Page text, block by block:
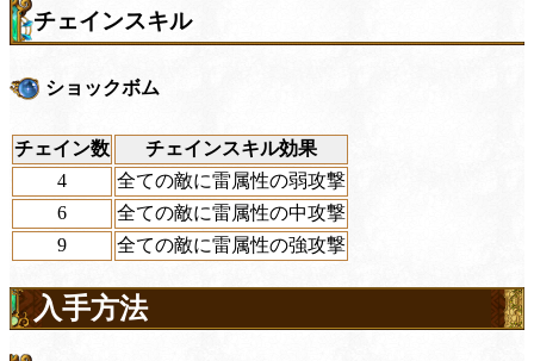
チェインスキル
ショックボム
チェイン数
チェインスキル効果
4
全ての敵に雷属性の弱攻撃
6
全ての敵に雷属性の中攻撃
9
全ての敵に雷属性の強攻撃
入手方法